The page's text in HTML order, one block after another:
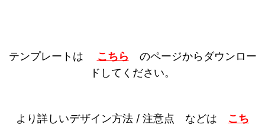
テンプレートは こちら のページからダウンロー
ドしてください。
より詳しいデザイン方法 / 注意点 などは こち